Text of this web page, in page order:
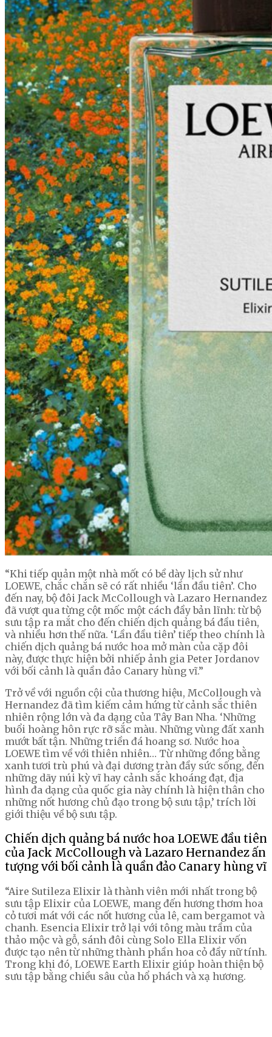
“Khi tiếp quản một nhà mốt có bề dày lịch sử như
LOEWE, chắc chắn sẽ có rất nhiều ‘lần đầu tiên’. Cho
đến nay, bộ đôi Jack McCollough và Lazaro Hernandez
đã vượt qua từng cột mốc một cách đầy bản lĩnh: từ bộ
sưu tập ra mắt cho đến chiến dịch quảng bá đầu tiên,
và nhiều hơn thế nữa. ‘Lần đầu tiên’ tiếp theo chính là
chiến dịch quảng bá nước hoa mở màn của cặp đôi
này, được thực hiện bởi nhiếp ảnh gia Peter Jordanov
với bối cảnh là quần đảo Canary hùng vĩ.”
Trở về với nguồn cội của thương hiệu, McCollough và
Hernandez đã tìm kiếm cảm hứng từ cảnh sắc thiên
nhiên rộng lớn và đa dạng của Tây Ban Nha. ‘Những
buổi hoàng hôn rực rỡ sắc màu. Những vùng đất xanh
mướt bất tận. Những triền đá hoang sơ. Nước hoa
LOEWE tìm về với thiên nhiên… Từ những đồng bằng
xanh tươi trù phú và đại dương tràn đầy sức sống, đến
những dãy núi kỳ vĩ hay cảnh sắc khoáng đạt, địa
hình đa dạng của quốc gia này chính là hiện thân cho
những nốt hương chủ đạo trong bộ sưu tập,’ trích lời
giới thiệu về bộ sưu tập.
Chiến dịch quảng bá nước hoa LOEWE đầu tiên
của Jack McCollough và Lazaro Hernandez ấn
tượng với bối cảnh là quần đảo Canary hùng vĩ
“Aire Sutileza Elixir là thành viên mới nhất trong bộ
sưu tập Elixir của LOEWE, mang đến hương thơm hoa
cỏ tươi mát với các nốt hương của lê, cam bergamot và
chanh. Esencia Elixir trở lại với tông màu trầm của
thảo mộc và gỗ, sánh đôi cùng Solo Ella Elixir vốn
được tạo nên từ những thành phần hoa cỏ đầy nữ tính.
Trong khi đó, LOEWE Earth Elixir giúp hoàn thiện bộ
sưu tập bằng chiều sâu của hổ phách và xạ hương.